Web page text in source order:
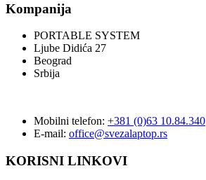
Kompanija
PORTABLE SYSTEM
Ljube Didića 27
Beograd
Srbija
Mobilni telefon: +381 (0)63 10.84.340
E-mail: office@svezalaptop.rs
KORISNI LINKOVI